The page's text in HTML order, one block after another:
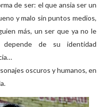
de ser: el que ansia ser un
y malo sin puntos medios,
más, un ser que ya no le
de su identidad
oscuros y humanos, en